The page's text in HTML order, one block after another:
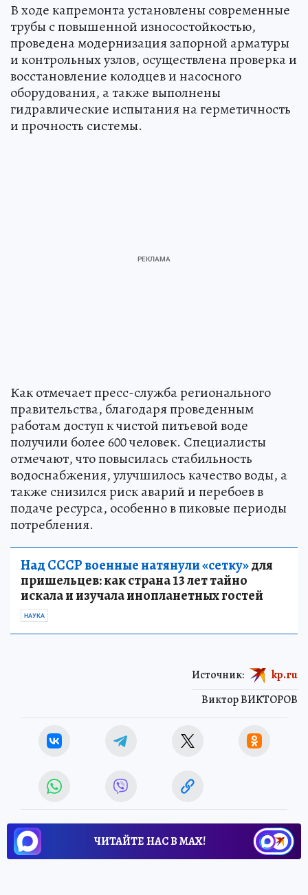
В ходе капремонта установлены современные
трубы с повышенной износостойкостью,
проведена модернизация запорной арматуры
и контрольных узлов, осуществлена проверка и
восстановление колодцев и насосного
оборудования, а также выполнены
гидравлические испытания на герметичность
и прочность системы.
Как отмечает пресс-служба регионального
правительства, благодаря проведенным
работам доступ к чистой питьевой воде
получили более 600 человек. Специалисты
отмечают, что повысилась стабильность
водоснабжения, улучшилось качество воды, а
также снизился риск аварий и перебоев в
подаче ресурса, особенно в пиковые периоды
потребления.
Над СССР военные натянули «сетку»для
пришельцев: как страна 13 лет тайно
искала и изучала инопланетных гостей
НАУКА
Виктор ВИКТОРОВ
Источник: kp.ru
ЧИТАЙТЕ НАС В МАХ!